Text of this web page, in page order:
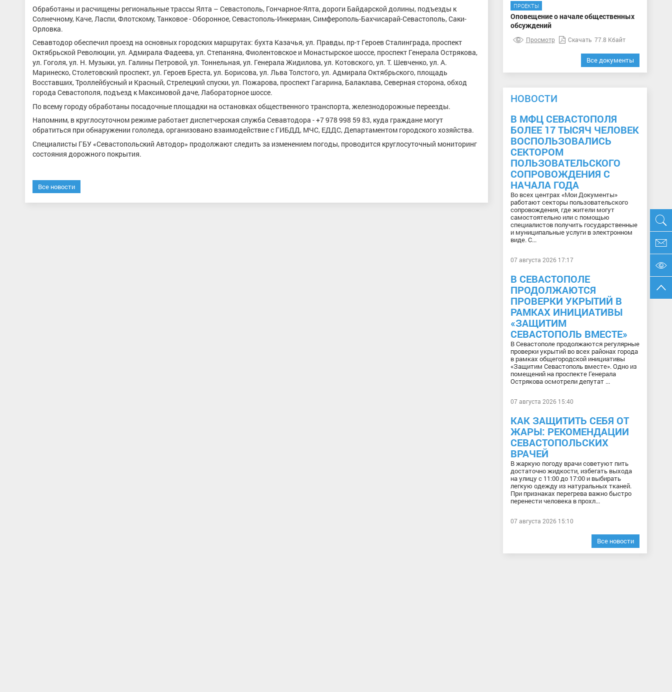
Обработаны и расчищены региональные трассы Ялта – Севастополь, Гончарное-Ялта, дороги Байдарской долины, подъезды к
Солнечному, Каче, Ласпи, Флотскому, Танковое - Оборонное, Севастополь-Инкерман, Симферополь-Бахчисарай-Севастополь, Саки-
Орловка.
Севавтодор обеспечил проезд на основных городских маршрутах: бухта Казачья, ул. Правды, пр-т Героев Сталинграда, проспект
Октябрьской Революции, ул. Адмирала Фадеева, ул. Степаняна, Фиолентовское и Монастырское шоссе, проспект Генерала Острякова,
ул. Гоголя, ул. Н. Музыки, ул. Галины Петровой, ул. Тоннельная, ул. Генерала Жидилова, ул. Котовского, ул. Т. Шевченко, ул. А.
Маринеско, Столетовский проспект, ул. Героев Бреста, ул. Борисова, ул. Льва Толстого, ул. Адмирала Октябрьского, площадь
Восставших, Троллейбусный и Красный, Стрелецкий спуски, ул. Пожарова, проспект Гагарина, Балаклава, Северная сторона, обход
города Севастополя, подъезд к Максимовой даче, Лабораторное шоссе.
По всему городу обработаны посадочные площадки на остановках общественного транспорта, железнодорожные переезды.
Напомним, в круглосуточном режиме работает диспетчерская служба Севавтодора - +7 978 998 59 83, куда граждане могут
обратиться при обнаружении гололеда, организовано взаимодействие с ГИБДД, МЧС, ЕДДС, Департаментом городского хозяйства.
Специалисты ГБУ «Севастопольский Автодор» продолжают следить за изменением погоды, проводится круглосуточный мониторинг
состояния дорожного покрытия.
Все новости
ПРОЕКТЫ
Оповещение о начале общественных
обсуждений
Просмотр Скачать 77.8 Кбайт
Все документы
НОВОСТИ
В МФЦ СЕВАСТОПОЛЯ
БОЛЕЕ 17 ТЫСЯЧ ЧЕЛОВЕК
ВОСПОЛЬЗОВАЛИСЬ
СЕКТОРОМ
ПОЛЬЗОВАТЕЛЬСКОГО
СОПРОВОЖДЕНИЯ С
НАЧАЛА ГОДА
Во всех центрах «Мои Документы»
работают секторы пользовательского
сопровождения, где жители могут
самостоятельно или с помощью
специалистов получить государственные
и муниципальные услуги в электронном
виде. С...
07 августа 2026 17:17
В СЕВАСТОПОЛЕ
ПРОДОЛЖАЮТСЯ
ПРОВЕРКИ УКРЫТИЙ В
РАМКАХ ИНИЦИАТИВЫ
«ЗАЩИТИМ
СЕВАСТОПОЛЬ ВМЕСТЕ»
В Севастополе продолжаются регулярные
проверки укрытий во всех районах города
в рамках общегородской инициативы
«Защитим Севастополь вместе». Одно из
помещений на проспекте Генерала
Острякова осмотрели депутат ...
07 августа 2026 15:40
КАК ЗАЩИТИТЬ СЕБЯ ОТ
ЖАРЫ: РЕКОМЕНДАЦИИ
СЕВАСТОПОЛЬСКИХ
ВРАЧЕЙ
В жаркую погоду врачи советуют пить
достаточно жидкости, избегать выхода
на улицу с 11:00 до 17:00 и выбирать
легкую одежду из натуральных тканей.
При признаках перегрева важно быстро
перенести человека в прохл...
07 августа 2026 15:10
Все новости